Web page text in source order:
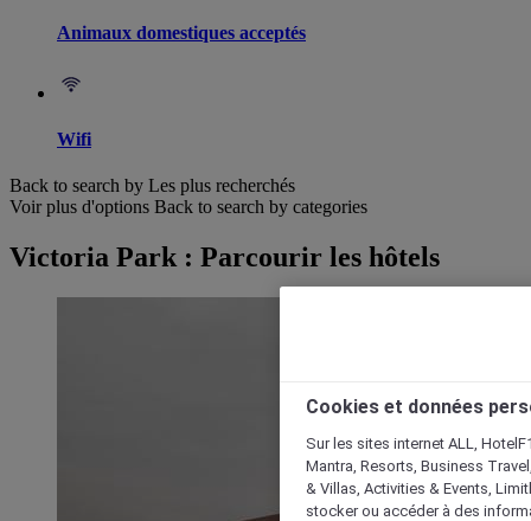
Animaux domestiques acceptés
Wifi
Back to search by Les plus recherchés
Voir plus d'options Back to search by categories
Victoria Park : Parcourir les hôtels
Cookies et données
Sur les sites internet ALL,
Mantra, Resorts, Business
& Villas, Activities & Events,
stocker ou accéder à des